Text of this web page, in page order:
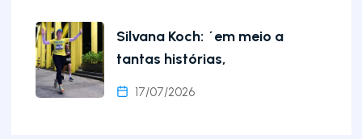
Silvana Koch: ´em meio a
tantas histórias,
17/07/2026